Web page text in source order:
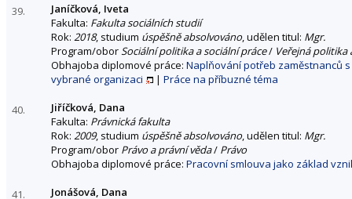
39.
Janíčková, Iveta
Fakulta: Fakulta sociálních studií
Rok: 2018, studium úspěšně absolvováno, udělen titul: Mgr.
Program/oborSociální politika a sociální práce/ Veřejná politika
Obhajoba diplomové práce: Naplňování potřeb zaměstnanců
vybrané organizaci
| Práce na příbuzné téma
40.
Jiříčková, Dana
Fakulta: Právnická fakulta
Rok: 2009, studium úspěšně absolvováno, udělen titul: Mgr.
Program/obor Právo a právní věda/ Právo
Obhajoba diplomové práce: Pracovní smlouva jako základ
41.
Jonášová, Dana